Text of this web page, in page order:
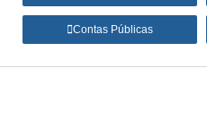
Contas Públicas